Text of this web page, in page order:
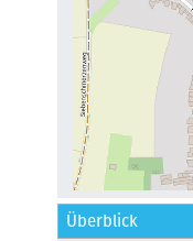
Überblick